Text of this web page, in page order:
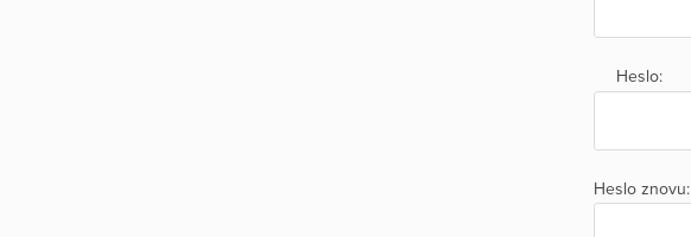
Heslo:
Heslo znovu: